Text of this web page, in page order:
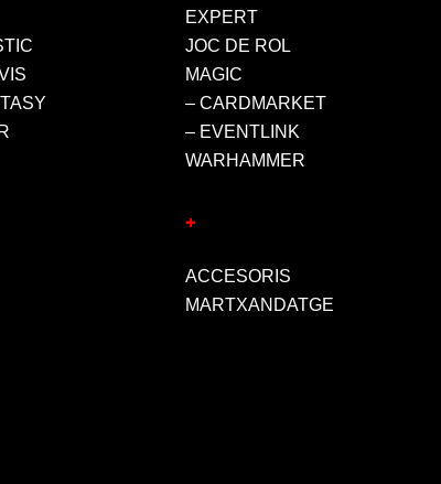
EXPERT
JOC DE ROL
MAGIC
– CARDMARKET
– EVENTLINK
WARHAMMER
+
ACCESORIS
MARTXANDATGE